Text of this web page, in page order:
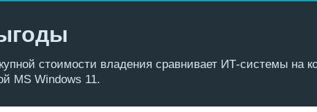
стоимости владения сравнивает ИТ-системы
MS Windows 11.